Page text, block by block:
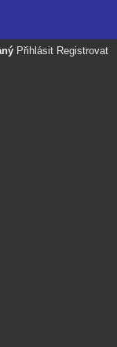
Přihlásit Registrovat